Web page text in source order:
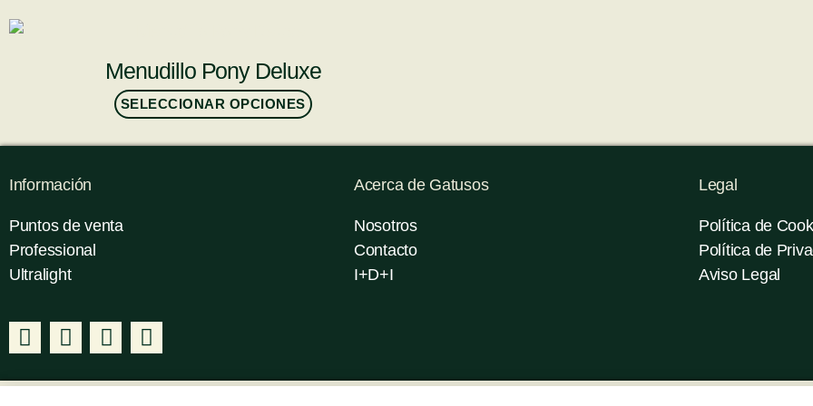
Menudillo Pony Deluxe
SELECCIONAR OPCIONES
Información
Puntos de venta
Professional
Ultralight
Acerca de Gatusos
Nosotros
Contacto
I+D+I
Legal
Política de
Política de
Aviso Legal